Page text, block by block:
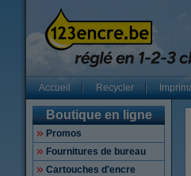
Accueil Recycler
Boutique en ligne
Promos
Fournitures de bureau
Cartouches d'encre